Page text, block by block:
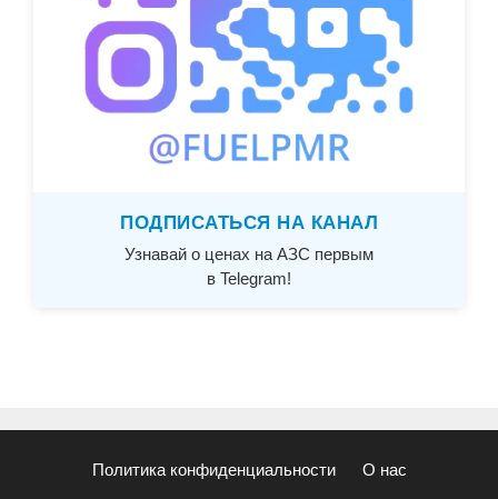
ПОДПИСАТЬСЯ НА КАНАЛ
Узнавай о ценах на АЗС первым
в Telegram!
Политика конфиденциальности О нас